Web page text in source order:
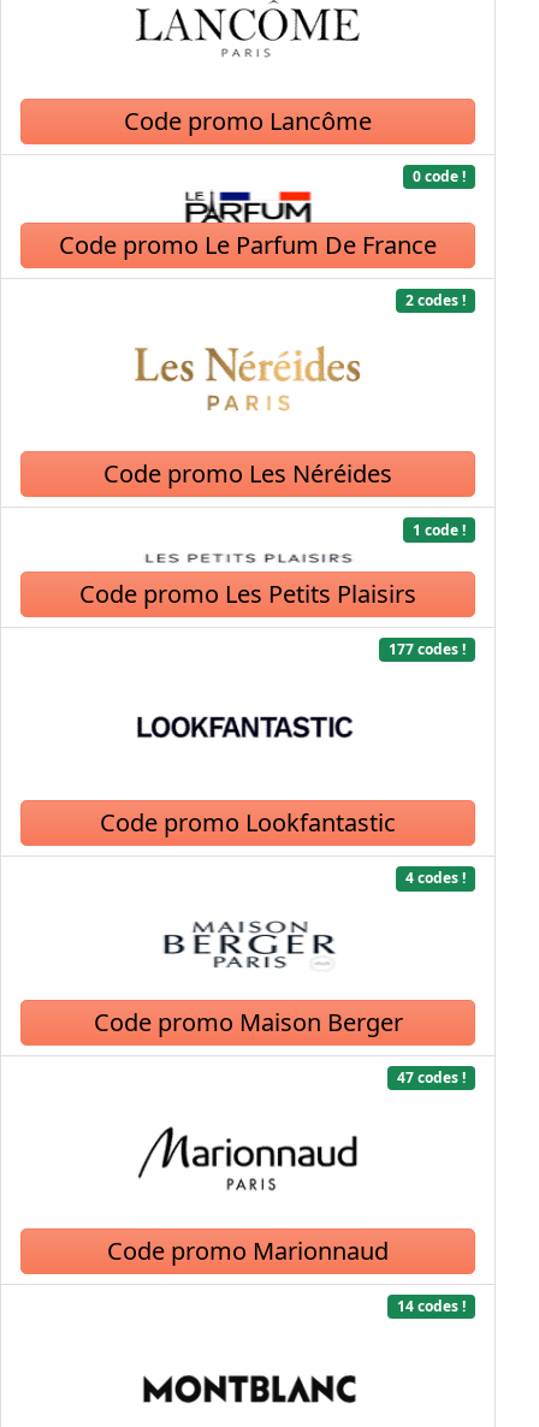
Code promo Lancôme
0 code !
Code promo Le Parfum De France
2 codes !
Code promo Les Néréides
1 code !
Code promo Les Petits Plaisirs
177 codes !
Code promo Lookfantastic
4 codes !
Code promo Maison Berger
47 codes !
Code promo Marionnaud
14 codes !